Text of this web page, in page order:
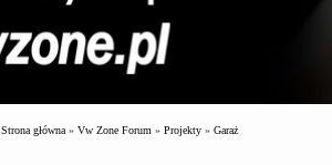
Strona główna » Vw Zone Forum » Projekty » Garaż